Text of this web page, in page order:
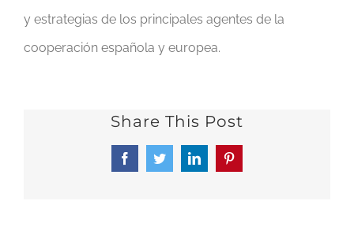
y estrategias de los principales agentes de la
cooperación española y europea.
Share This Post
FacebookTwitterLinkedInPinterest